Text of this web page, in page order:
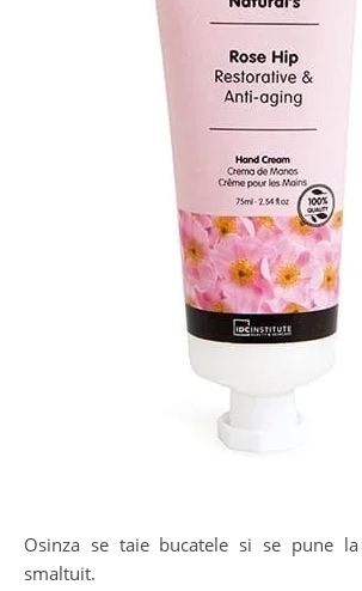
Osinza se taie bucatele si se pune
smaltuit.